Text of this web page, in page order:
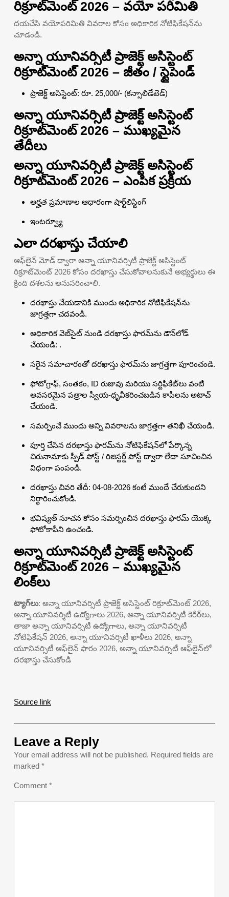
రిక్రూట్‌మెంట్ 2026 – వయో పరిమితి
దయచేసి వయోపరిమితి వివరాల కోసం అధికారిక నోటిఫికేషన్‌ను
చూడండి.
అన్నా యూనివర్సిటీ ప్రాజెక్ట్ అసిస్టెంట్
రిక్రూట్‌మెంట్ 2026 – జీతం / స్టైపెండ్
ప్రాజెక్ట్ అసిస్టెంట్: రూ. 25,000/- (కన్సాలిడేటెడ్)
అన్నా యూనివర్సిటీ ప్రాజెక్ట్ అసిస్టెంట్
రిక్రూట్‌మెంట్ 2026 – ముఖ్యమైన
తేదీలు
అన్నా యూనివర్సిటీ ప్రాజెక్ట్ అసిస్టెంట్
రిక్రూట్‌మెంట్ 2026 – ఎంపిక ప్రక్రియ
అర్హత ప్రమాణాల ఆధారంగా షార్ట్‌లిస్టింగ్
ఇంటర్వ్యూ
ఎలా దరఖాస్తు చేయాలి
ఆఫ్‌లైన్ మోడ్ ద్వారా అన్నా యూనివర్సిటీ ప్రాజెక్ట్ అసిస్టెంట్
రిక్రూట్‌మెంట్ 2026 కోసం దరఖాస్తు చేసుకోవాలనుకునే అభ్యర్థులు ఈ
క్రింది దశలను అనుసరించాలి.
దరఖాస్తు చేయడానికి ముందు అధికారిక నోటిఫికేషన్‌ను
జాగ్రత్తగా చదవండి.
అధికారిక వెబ్‌సైట్ నుండి దరఖాస్తు ఫారమ్‌ను డౌన్‌లోడ్
చేయండి: .
సరైన సమాచారంతో దరఖాస్తు ఫారమ్‌ను జాగ్రత్తగా పూరించండి.
ఫోటోగ్రాఫ్, సంతకం, ID రుజువు మరియు సర్టిఫికేట్‌లు వంటి
అవసరమైన పత్రాల స్వీయ-ధృవీకరించబడిన కాపీలను అటాచ్
చేయండి.
సమర్పించే ముందు అన్ని వివరాలను జాగ్రత్తగా తనిఖీ చేయండి.
పూర్తి చేసిన దరఖాస్తు ఫారమ్‌ను నోటిఫికేషన్‌లో పేర్కొన్న
చిరునామాకు స్పీడ్ పోస్ట్ / రిజిస్టర్డ్ పోస్ట్ ద్వారా లేదా సూచించిన
విధంగా పంపండి.
దరఖాస్తు చివరి తేదీ: 04-08-2026 కంటే ముందే చేరుకుందని
నిర్ధారించుకోండి.
భవిష్యత్ సూచన కోసం సమర్పించిన దరఖాస్తు ఫారమ్ యొక్క
ఫోటోకాపీని ఉంచండి.
అన్నా యూనివర్సిటీ ప్రాజెక్ట్ అసిస్టెంట్
రిక్రూట్‌మెంట్ 2026 – ముఖ్యమైన
లింక్‌లు
ట్యాగ్‌లు: అన్నా యూనివర్సిటీ ప్రాజెక్ట్ అసిస్టెంట్ రిక్రూట్‌మెంట్ 2026,
అన్నా యూనివర్శిటీ ఉద్యోగాలు 2026, అన్నా యూనివర్సిటీ కెరీర్‌లు,
తాజా అన్నా యూనివర్సిటీ ఉద్యోగాలు, అన్నా యూనివర్సిటీ
నోటిఫికేషన్ 2026, అన్నా యూనివర్సిటీ ఖాళీలు 2026, అన్నా
యూనివర్సిటీ ఆఫ్‌లైన్ ఫారం 2026, అన్నా యూనివర్సిటీ ఆఫ్‌లైన్‌లో
దరఖాస్తు చేసుకోండి
Source link
Leave a Reply
Your email address will not be published. Required fields are
marked *
Comment *